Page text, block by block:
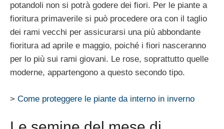
potandoli non si potrà godere dei fiori. Per le piante a
fioritura primaverile si può procedere ora con il taglio
dei rami vecchi per assicurarsi una più abbondante
fioritura ad aprile e maggio, poiché i fiori nasceranno
per lo più sui rami giovani. Le rose, soprattutto quelle
moderne, appartengono a questo secondo tipo.
> Come proteggere le piante da interno in inverno